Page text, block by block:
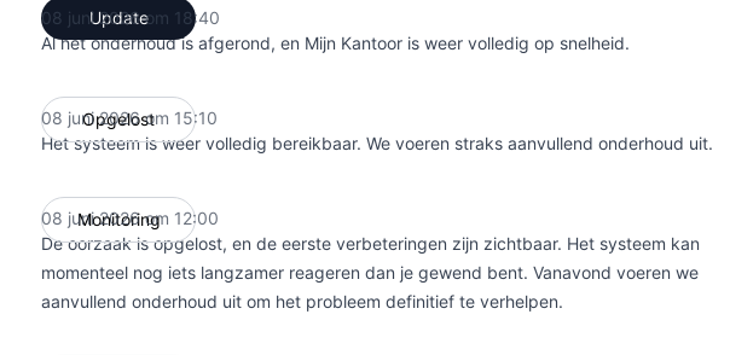
Update
08 juni 2026 om 18:40
Al het onderhoud is afgerond, en Mijn Kantoor is weer volledig op snelheid.
Opgelost
08 juni 2026 om 15:10
Het systeem is weer volledig bereikbaar. We voeren straks aanvullend onderhoud uit.
Monitoring
08 juni 2026 om 12:00
De oorzaak is opgelost, en de eerste verbeteringen zijn zichtbaar. Het systeem kan
momenteel nog iets langzamer reageren dan je gewend bent. Vanavond voeren we
aanvullend onderhoud uit om het probleem definitief te verhelpen.